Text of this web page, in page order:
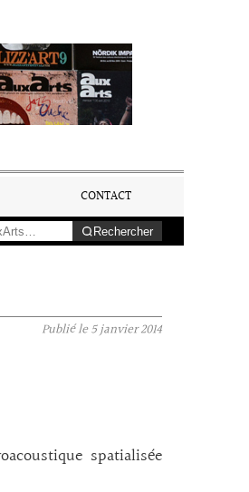
CONTACT
Rechercher
Publié le5 janvier 2014
spatialisée